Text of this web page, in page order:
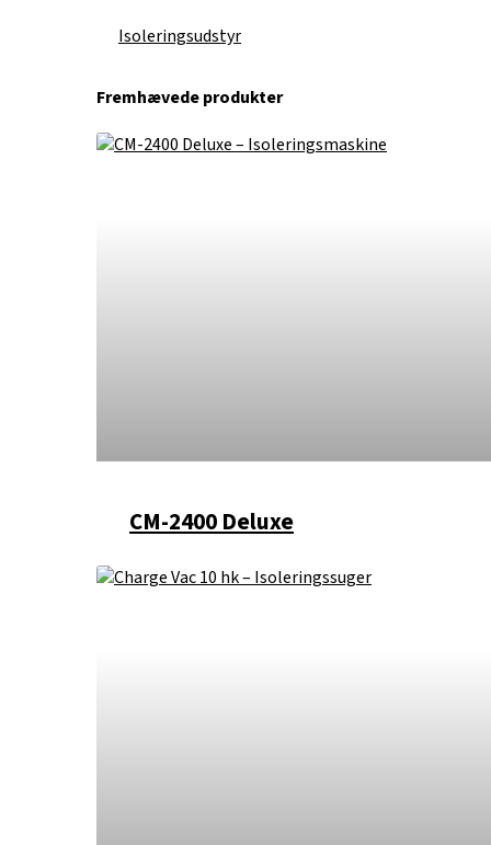
Isoleringsudstyr
Fremhævede produkter
CM-2400 Deluxe